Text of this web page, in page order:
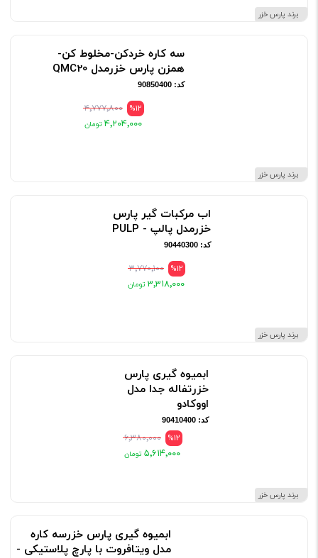
برند پارس خزر
برند پارس خزر
سه کاره خردکن-مخلوط کن-
همزن پارس خزرمدل QMC20
کد: 90850400
%12 ۴٬۷۷۷٬۸۰۰
۴٬۲۰۴٬۰۰۰
برند پارس خزر
اب مرکبات گیر پارس
خزرمدل پالپ - PULP
کد: 90440300
%12 ۳٬۷۷۰٬۱۰۰
۳٬۳۱۸٬۰۰۰
برند پارس خزر
ابمیوه گیری پارس
خزرتفاله جدا مدل
اووکادو
کد: 90410400
%12 ۶٬۳۸۰٬۰۰۰
۵٬۶۱۴٬۰۰۰
ابمیوه گیری پارس خزرسه کاره
مدل ویتافروت با پارچ پلاستیکی -